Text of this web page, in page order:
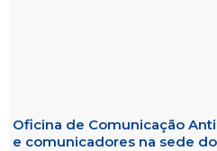
Oficina de Comunicação
e comunicadores na sede